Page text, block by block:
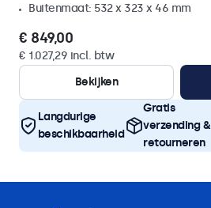
Buitenmaat: 532 x 323 x 46 mm
€ 849,00
€ 1.027,29 incl. btw
Bekijken
Langdurige
beschikbaarheid
Gratis
verzending &
retourneren